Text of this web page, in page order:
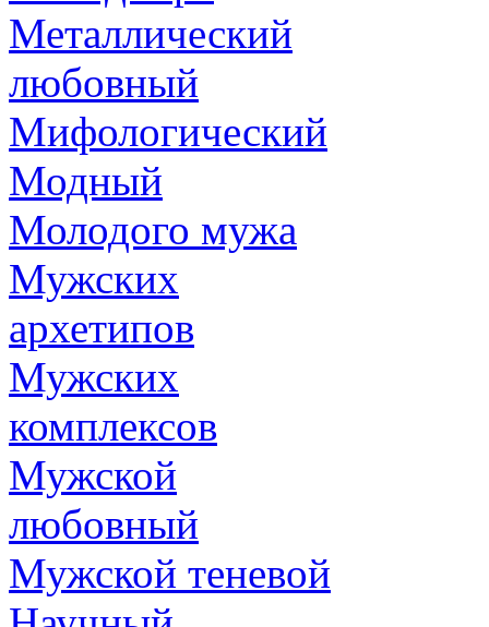
Металлический
любовный
Мифологический
Модный
Молодого мужа
Мужских
архетипов
Мужских
комплексов
Мужской
любовный
Мужской теневой